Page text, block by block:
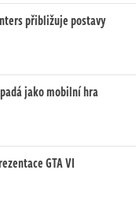
přibližuje postavy
jako mobilní hra
GTA VI